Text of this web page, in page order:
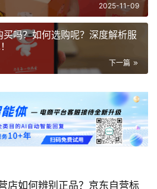
2025-11-09
吗？如何选购呢？深度解析服
下一篇
店如何辨别正品？京东自营标